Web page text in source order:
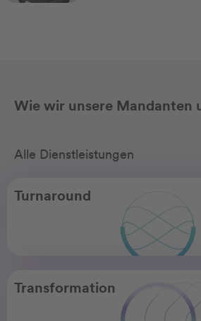
Wie wir unsere Mandanten
Alle Dienstleistungen
Turnaround
Transformation